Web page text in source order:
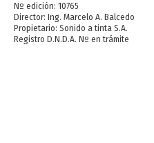
Nº edición: 10765
Director: Ing. Marcelo A. Balcedo
Propietario: Sonido a tinta S.A.
Registro D.N.D.A. Nº en trámite